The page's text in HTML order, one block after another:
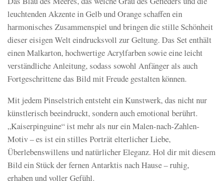
leuchtenden Akzente in Gelb und Orange schaffen ein
harmonisches Zusammenspiel und bringen die stille Schönheit
dieser eisigen Welt eindrucksvoll zur Geltung. Das Set enthält
einen Malkarton, hochwertige Acrylfarben sowie eine leicht
verständliche Anleitung, sodass sowohl Anfänger als auch
Fortgeschrittene das Bild mit Freude gestalten können.
Mit jedem Pinselstrich entsteht ein Kunstwerk, das nicht nur
künstlerisch beeindruckt, sondern auch emotional berührt.
„Kaiserpinguine“ ist mehr als nur ein Malen-nach-Zahlen-
Motiv – es ist ein stilles Porträt elterlicher Liebe,
Überlebenswillens und natürlicher Eleganz. Hol dir mit diesem
Bild ein Stück der fernen Antarktis nach Hause – ruhig,
erhaben und voller Gefühl.